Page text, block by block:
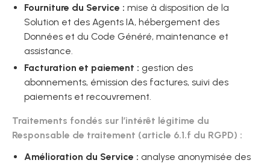
Fourniture du Service : mise à disposition de la
Solution et des Agents IA, hébergement des
Données et du Code Généré, maintenance et
assistance.
Facturation et paiement : gestion des
abonnements, émission des factures, suivi des
paiements et recouvrement.
Traitements fondés sur l’intérêt légitime du
Responsable de traitement (article 6.1.f du RGPD) :
Amélioration du Service : analyse anonymisée des